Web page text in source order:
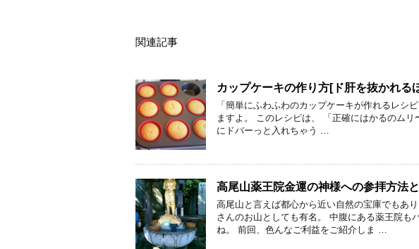
関連記事
カップケーキの作り方[ド肝を抜かれる
「簡単にふわふわのカップケーキが作れるレシ
ますよ。 このレシピは、 「正確にはかるのム
にドバーっと入れちゃう …
高尾山薬王院金運の神様への参拝方法
高尾山と言えば都心から近い自然の宝庫でもあ
さんのお山としても有名。 中腹にある薬王院も
ね。 前回、色んなご利益をご紹介しま …